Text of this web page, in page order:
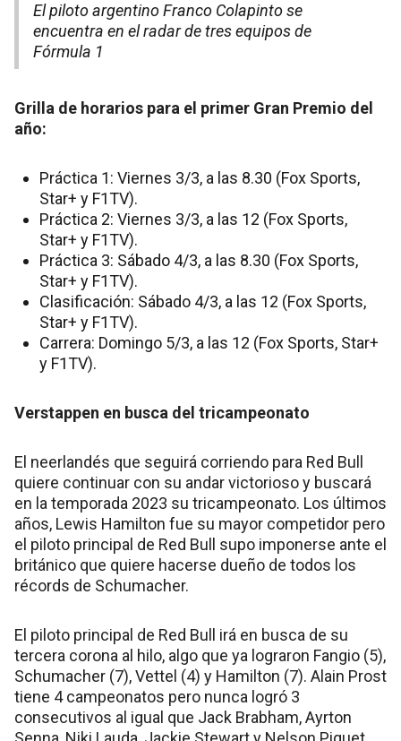
El piloto argentino Franco Colapinto se
encuentra en el radar de tres equipos de
Fórmula 1
Grilla de horarios para el primer Gran Premio del
año:
Práctica 1: Viernes 3/3, a las 8.30 (Fox Sports,
Star+ y F1TV).
Práctica 2: Viernes 3/3, a las 12 (Fox Sports,
Star+ y F1TV).
Práctica 3: Sábado 4/3, a las 8.30 (Fox Sports,
Star+ y F1TV).
Clasificación: Sábado 4/3, a las 12 (Fox Sports,
Star+ y F1TV).
Carrera: Domingo 5/3, a las 12 (Fox Sports, Star+
y F1TV).
Verstappen en busca del tricampeonato
El neerlandés que seguirá corriendo para Red Bull
quiere continuar con su andar victorioso y buscará
en la temporada 2023 su tricampeonato. Los últimos
años, Lewis Hamilton fue su mayor competidor pero
el piloto principal de Red Bull supo imponerse ante el
británico que quiere hacerse dueño de todos los
récords de Schumacher.
El piloto principal de Red Bull irá en busca de su
tercera corona al hilo, algo que ya lograron Fangio (5),
Schumacher (7), Vettel (4) y Hamilton (7). Alain Prost
tiene 4 campeonatos pero nunca logró 3
consecutivos al igual que Jack Brabham, Ayrton